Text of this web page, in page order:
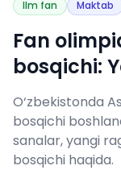
Ilm fan Maktab
Fan
bosqichi:
O‘zbekistonda
bosqichi
sanalar, yangi
bosqichi haqida.